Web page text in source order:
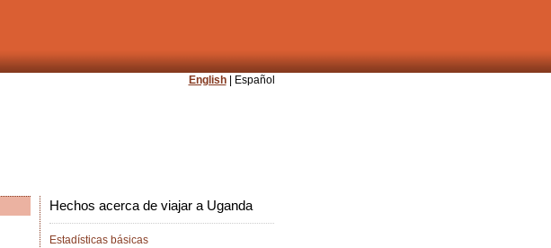
English| Español
Hechos acerca de viajar a Uganda
Estadísticas básicas